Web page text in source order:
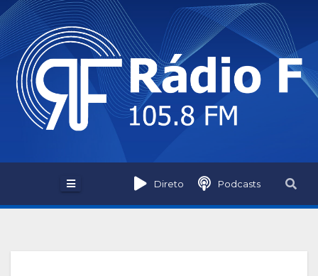
Skip
to
content
Direto Podcasts